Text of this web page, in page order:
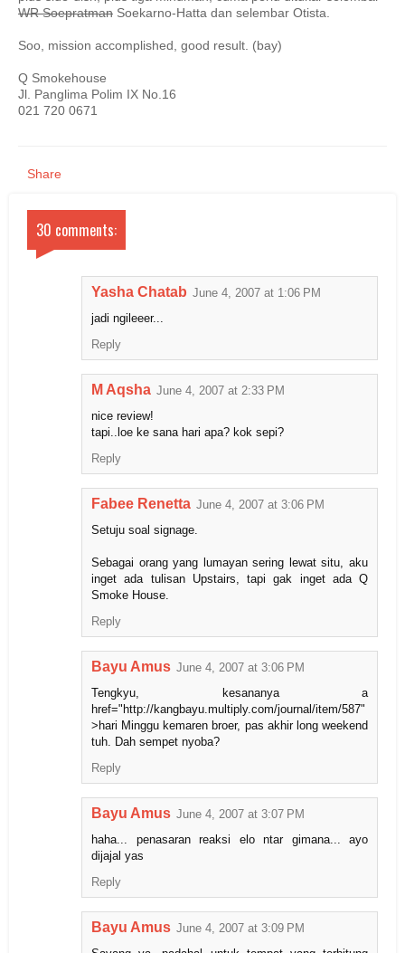
WR Soepratman Soekarno-Hatta dan selembar Otista.
Soo, mission accomplished, good result. (bay)
Q Smokehouse
Jl. Panglima Polim IX No.16
021 720 0671
Share
30 comments:
Yasha Chatab June 4, 2007 at 1:06 PM
jadi ngileeer...
Reply
M Aqsha June 4, 2007 at 2:33 PM
nice review!
tapi..loe ke sana hari apa? kok sepi?
Reply
Fabee Renetta June 4, 2007 at 3:06 PM
Setuju soal signage.
Sebagai orang yang lumayan sering lewat situ, aku
inget ada tulisan Upstairs, tapi gak inget ada Q
Smoke House.
Reply
Bayu Amus June 4, 2007 at 3:06 PM
Tengkyu, kesananya a
href="http://kangbayu.multiply.com/journal/item/587"
>hari Minggu kemaren broer, pas akhir long weekend
tuh. Dah sempet nyoba?
Reply
Bayu Amus June 4, 2007 at 3:07 PM
haha... penasaran reaksi elo ntar gimana... ayo
dijajal yas
Reply
Bayu Amus June 4, 2007 at 3:09 PM